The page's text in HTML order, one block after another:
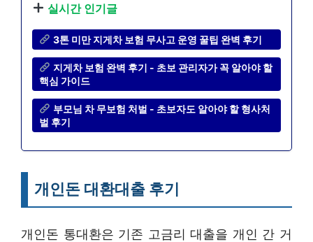
실시간 인기글
3톤 미만 지게차 보험 무사고 운영 꿀팁 완벽 후기
지게차 보험 완벽 후기 - 초보 관리자가 꼭 알아야 할
핵심 가이드
부모님 차 무보험 처벌 - 초보자도 알아야 할 형사처
벌 후기
개인돈 대환대출 후기
개인돈 통대환은 기존 고금리 대출을 개인 간 거